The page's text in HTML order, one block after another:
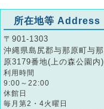
所在地等 Address
〒901-1303
沖縄県島尻郡与那原町与那
原3179番地(上の森公園内)
利用時間
9:00～22:00
休館日
毎月第2・4火曜日